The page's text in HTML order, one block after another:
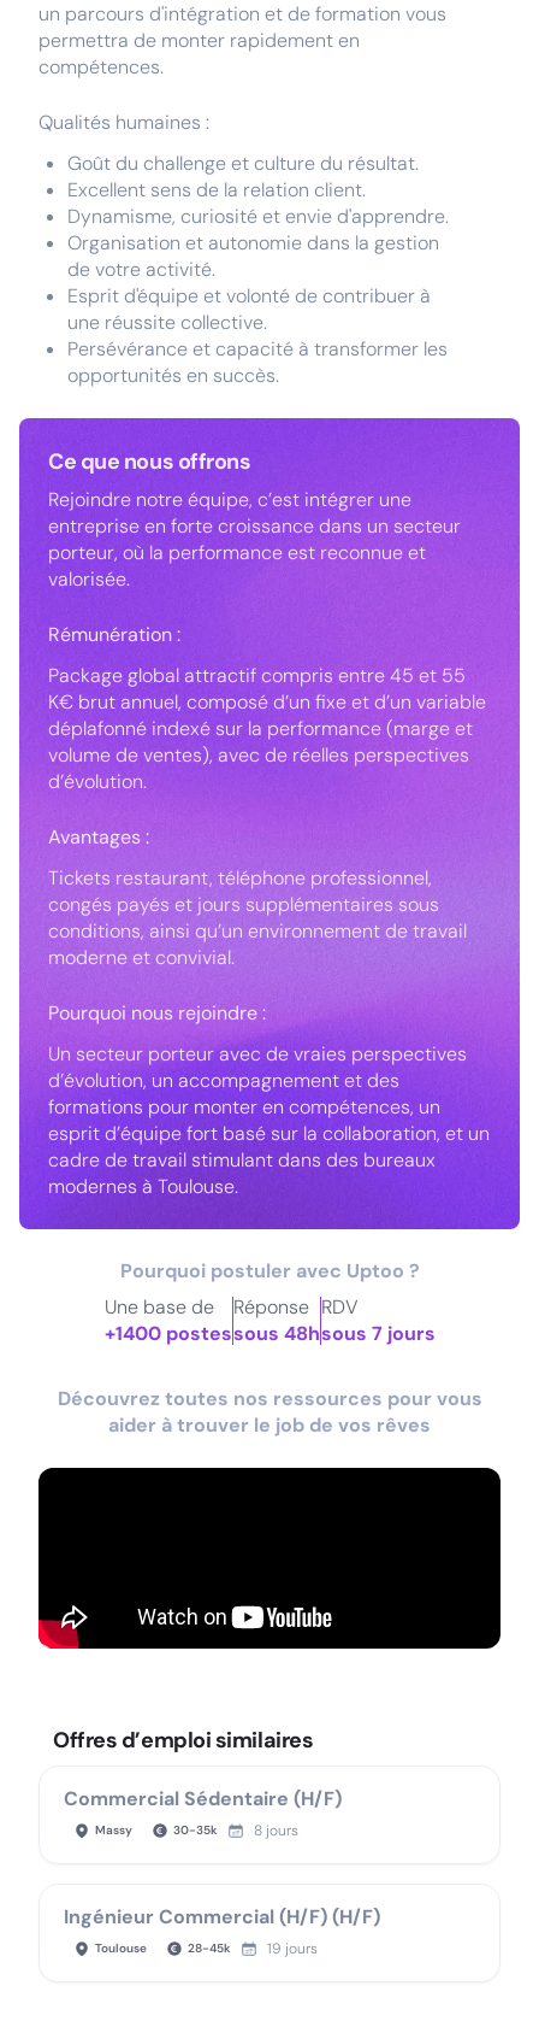
un parcours d'intégration et de formation vous
permettra de monter rapidement en
compétences.
Qualités humaines :
Goût du challenge et culture du résultat.
Excellent sens de la relation client.
Dynamisme, curiosité et envie d'apprendre.
Organisation et autonomie dans la gestion
de votre activité.
Esprit d'équipe et volonté de contribuer à
une réussite collective.
Persévérance et capacité à transformer les
opportunités en succès.
Ce que nous offrons
Rejoindre notre équipe, c’est intégrer une
entreprise en forte croissance dans un secteur
porteur, où la performance est reconnue et
valorisée.
Rémunération :
Package global attractif compris entre 45 et 55
K€ brut annuel, composé d’un fixe et d’un variable
déplafonné indexé sur la performance (marge et
volume de ventes), avec de réelles perspectives
d’évolution.
Avantages :
Tickets restaurant, téléphone professionnel,
congés payés et jours supplémentaires sous
conditions, ainsi qu’un environnement de travail
moderne et convivial.
Pourquoi nous rejoindre :
Un secteur porteur avec de vraies perspectives
d’évolution, un accompagnement et des
formations pour monter en compétences, un
esprit d’équipe fort basé sur la collaboration, et un
cadre de travail stimulant dans des bureaux
modernes à Toulouse.
Pourquoi postuler avec Uptoo ?
Une base de
+1400 postes
Réponse
sous 48h
RDV
sous 7 jours
Découvrez toutes nos ressources pour vous
aider à trouver le job de vos rêves
Offres d’emploi similaires
Commercial Sédentaire (H/F)
Massy 30-35k 8 jours
Ingénieur Commercial (H/F) (H/F)
Toulouse 28-45k 19 jours